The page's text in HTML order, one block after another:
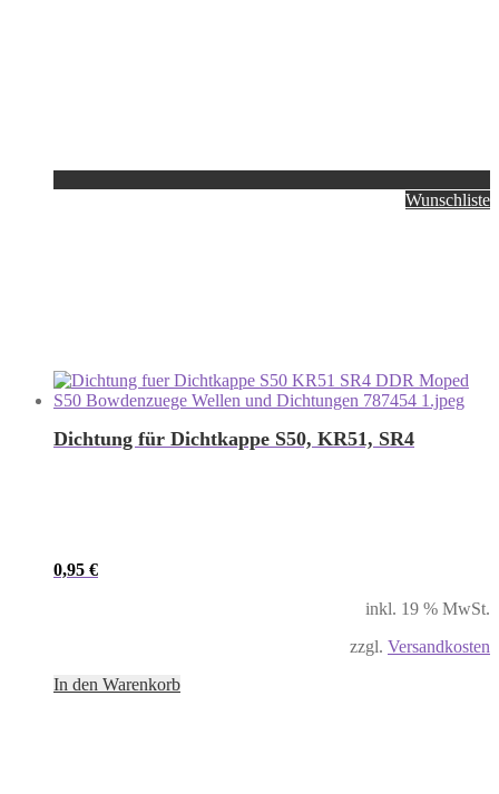
Wunschliste
Dichtung für Dichtkappe S50, KR51, SR4
0,95 €
inkl. 19 % MwSt.
zzgl. Versandkosten
In den Warenkorb